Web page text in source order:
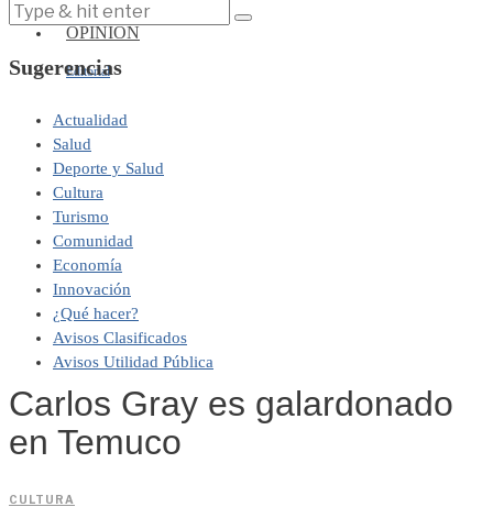
OPINIÓN
Editorial
Sugerencias
Actualidad
Salud
Deporte y Salud
Cultura
Turismo
Comunidad
Economía
Innovación
¿Qué hacer?
Avisos Clasificados
Avisos Utilidad Pública
Carlos Gray es galardonado
en Temuco
CULTURA